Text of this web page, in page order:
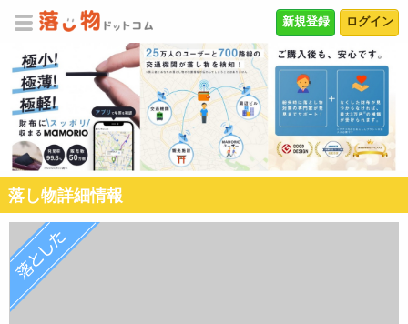
ログイン
新規登録
落し物詳細情報